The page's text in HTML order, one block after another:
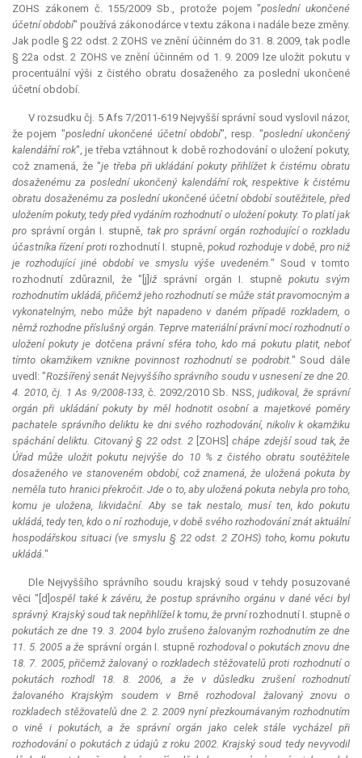
ZOHS zákonem č. 155/2009 Sb., protože pojem "poslední ukončené
účetní období" používá zákonodárce v textu zákona i nadále beze změny.
Jak podle § 22 odst. 2 ZOHS ve znění účinném do 31. 8. 2009, tak podle
§ 22a odst. 2 ZOHS ve znění účinném od 1. 9. 2009 lze uložit pokutu v
procentuální výši z čistého obratu dosaženého za poslední ukončené
účetní období.
V rozsudku čj. 5 Afs 7/2011-619 Nejvyšší správní soud vyslovil názor,
že pojem "poslední ukončené účetní období", resp. "poslední ukončený
kalendářní rok", je třeba vztáhnout k době rozhodování o uložení pokuty,
což znamená, že "je třeba při ukládání pokuty přihlížet k čistému obratu
dosaženému za poslední ukončený kalendářní rok, respektive k čistému
obratu dosaženému za poslední ukončené účetní období soutěžitele, před
uložením pokuty, tedy před vydáním rozhodnutí o uložení pokuty. To platí jak
pro správní orgán I. stupně, tak pro správní orgán rozhodující o rozkladu
účastníka řízení protirozhodnutí I. stupně,pokud rozhoduje v době, pro niž
je rozhodující jiné období ve smyslu výše uvedeném." Soud v tomto
rozhodnutí zdůraznil, že "[j]iž správní orgán I. stupně pokutu svým
rozhodnutím ukládá, přičemž jeho rozhodnutí se může stát pravomocným a
vykonatelným, nebo může být napadeno v daném případě rozkladem, o
němž rozhodne příslušný orgán. Teprve materiální právní mocí rozhodnutí o
uložení pokuty je dotčena právní sféra toho, kdo má pokutu platit, neboť
tímto okamžikem vznikne povinnost rozhodnutí se podrobit." Soud dále
uvedl: "Rozšířený senát Nejvyššího správního soudu v usnesení ze dne 20.
4. 2010, čj. 1 As 9/2008-133, č. 2092/2010 Sb. NSS, judikoval, že správní
orgán při ukládání pokuty by měl hodnotit osobní a majetkové poměry
pachatele správního deliktu ke dni svého rozhodování, nikoliv k okamžiku
spáchání deliktu. Citovaný § 22 odst. 2 [ZOHS]chápe zdejší soud tak, že
Úřad může uložit pokutu nejvýše do 10 % z čistého obratu soutěžitele
dosaženého ve stanoveném období, což znamená, že uložená pokuta by
neměla tuto hranici překročit. Jde o to, aby uložená pokuta nebyla pro toho,
komu je uložena, likvidační. Aby se tak nestalo, musí ten, kdo pokutu
ukládá, tedy ten, kdo o ní rozhoduje, v době svého rozhodování znát aktuální
hospodářskou situaci (ve smyslu § 22 odst. 2 ZOHS) toho, komu pokutu
ukládá."
Dle Nejvyššího správního soudu krajský soud v tehdy posuzované
věci "[d] ospěl také k závěru, že postup správního orgánu v dané věci byl
správný. Krajský soud tak nepřihlížel k tomu, že prvnírozhodnutí I. stupně o
pokutách ze dne 19. 3. 2004 bylo zrušeno žalovaným rozhodnutím ze dne
11. 5. 2005 a že správní orgán I. stupně rozhodoval o pokutách znovu dne
18. 7. 2005, přičemž žalovaný o rozkladech stěžovatelů proti rozhodnutí o
pokutách rozhodl 18. 8. 2006, a že v důsledku zrušení rozhodnutí
žalovaného Krajským soudem v Brně rozhodoval žalovaný znovu o
rozkladech stěžovatelů dne 2. 2. 2009 nyní přezkoumávaným rozhodnutím
o vině i pokutách, a že správní orgán jako celek stále vycházel při
rozhodování o pokutách z údajů z roku 2002. Krajský soud tedy nevyvodil